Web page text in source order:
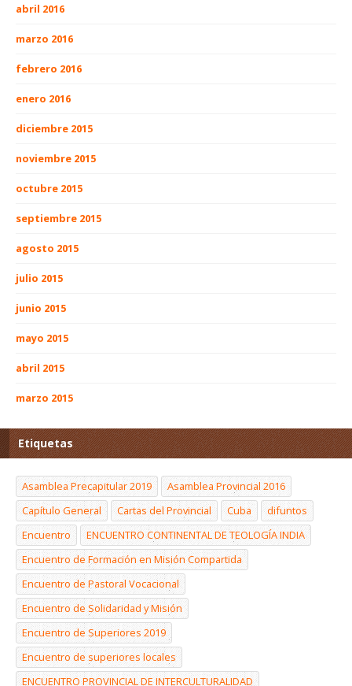
abril 2016
marzo 2016
febrero 2016
enero 2016
diciembre 2015
noviembre 2015
octubre 2015
septiembre 2015
agosto 2015
julio 2015
junio 2015
mayo 2015
abril 2015
marzo 2015
Etiquetas
Asamblea Precapitular 2019
Asamblea Provincial 2016
Capítulo General
Cartas del Provincial Cuba
difuntos
Encuentro
ENCUENTRO CONTINENTAL DE TEOLOGÍA INDIA
Encuentro de Formación en Misión Compartida
Encuentro de Pastoral Vocacional
Encuentro de Solidaridad y Misión
Encuentro de Superiores 2019
Encuentro de superiores locales
ENCUENTRO PROVINCIAL DE INTERCULTURALIDAD